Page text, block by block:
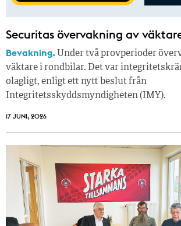
Securitas övervakning av
Bevakning. Under två provperioder
väktare i rondbilar. Det var
olagligt, enligt ett nytt beslut från
Integritetsskyddsmyndigheten (IMY).
17 JUNI, 2026